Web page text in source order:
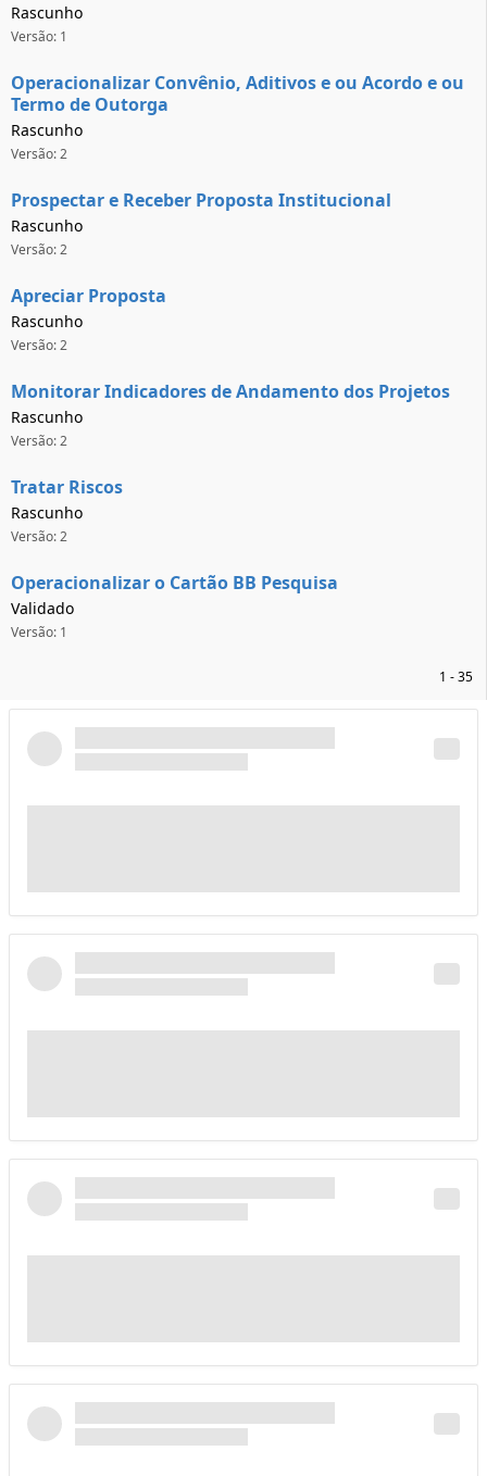
Rascunho
Versão: 1
Operacionalizar Convênio, Aditivos e ou Acordo e ou
Termo de Outorga
Rascunho
Versão: 2
Prospectar e Receber Proposta Institucional
Rascunho
Versão: 2
Apreciar Proposta
Rascunho
Versão: 2
Monitorar Indicadores de Andamento dos Projetos
Rascunho
Versão: 2
Tratar Riscos
Rascunho
Versão: 2
Operacionalizar o Cartão BB Pesquisa
Validado
Versão: 1
1 - 35